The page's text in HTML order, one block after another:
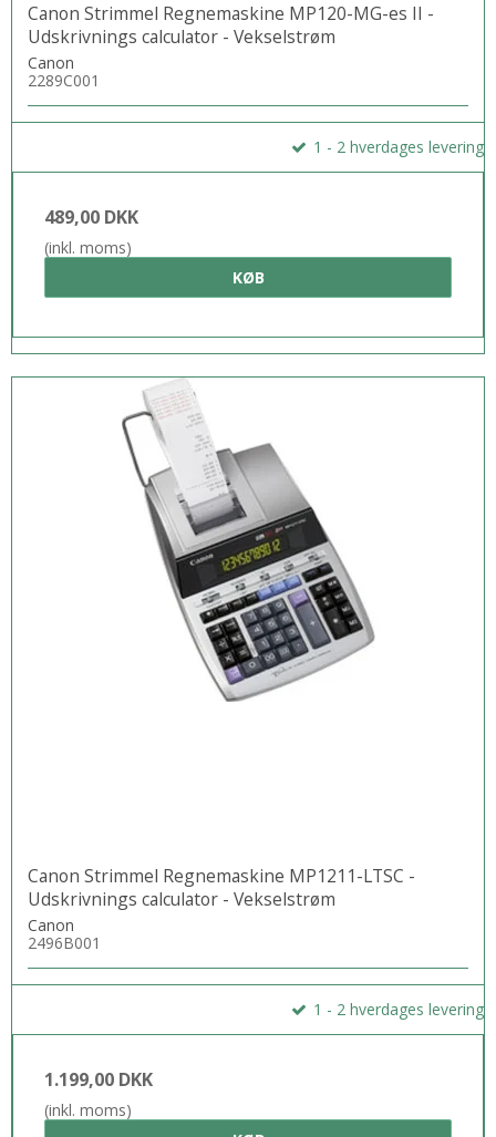
Canon Strimmel Regnemaskine MP120-MG-es II -
Udskrivnings calculator - Vekselstrøm
Canon
2289C001
1 - 2 hverdages levering
489,00 DKK
(inkl. moms)
KØB
Canon Strimmel Regnemaskine MP1211-LTSC -
Udskrivnings calculator - Vekselstrøm
Canon
2496B001
1 - 2 hverdages levering
1.199,00 DKK
(inkl. moms)